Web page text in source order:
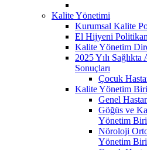
Kalite Yönetimi
Kurumsal Kalite
El Hijyeni
Kalite Yönetim
2025 Yılı
Sonuçları
Çocuk
Kalite Yönetim
Genel
Göğüs ve
Yönetim
Nöroloji
Yönetim